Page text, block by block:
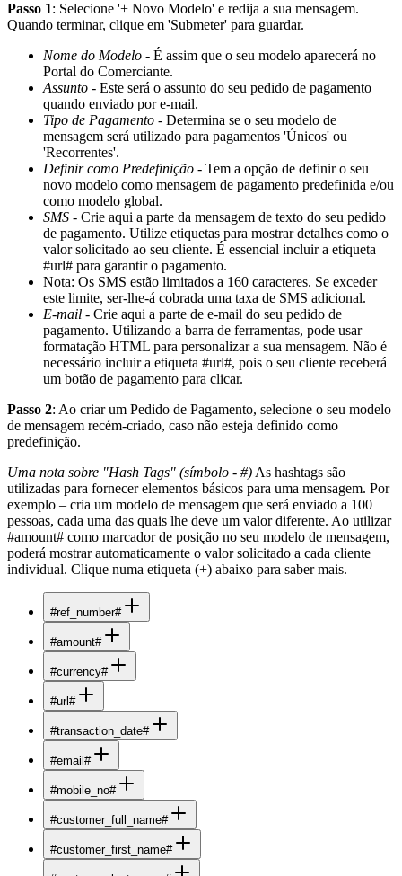
Passo 1: Selecione '+ Novo Modelo' e redija a sua mensagem.
Quando terminar, clique em 'Submeter' para guardar.
Nome do Modelo - É assim que o seu modelo aparecerá no
Portal do Comerciante.
Assunto - Este será o assunto do seu pedido de pagamento
quando enviado por e-mail.
Tipo de Pagamento - Determina se o seu modelo de
mensagem será utilizado para pagamentos 'Únicos' ou
'Recorrentes'.
Definir como Predefinição - Tem a opção de definir o seu
novo modelo como mensagem de pagamento predefinida e/ou
como modelo global.
SMS - Crie aqui a parte da mensagem de texto do seu pedido
de pagamento. Utilize etiquetas para mostrar detalhes como o
valor solicitado ao seu cliente. É essencial incluir a etiqueta
#url# para garantir o pagamento.
Nota: Os SMS estão limitados a 160 caracteres. Se exceder
este limite, ser-lhe-á cobrada uma taxa de SMS adicional.
E-mail - Crie aqui a parte de e-mail do seu pedido de
pagamento. Utilizando a barra de ferramentas, pode usar
formatação HTML para personalizar a sua mensagem. Não é
necessário incluir a etiqueta #url#, pois o seu cliente receberá
um botão de pagamento para clicar.
Passo 2: Ao criar um Pedido de Pagamento, selecione o seu modelo
de mensagem recém-criado, caso não esteja definido como
predefinição.
Uma nota sobre "Hash Tags" (símbolo - #) As hashtags são
utilizadas para fornecer elementos básicos para uma mensagem. Por
exemplo – cria um modelo de mensagem que será enviado a 100
pessoas, cada uma das quais lhe deve um valor diferente. Ao utilizar
#amount# como marcador de posição no seu modelo de mensagem,
poderá mostrar automaticamente o valor solicitado a cada cliente
individual. Clique numa etiqueta (+) abaixo para saber mais.
#ref_number#
#amount#
#currency#
#url#
#transaction_date#
#email#
#mobile_no#
#customer_full_name#
#customer_first_name#